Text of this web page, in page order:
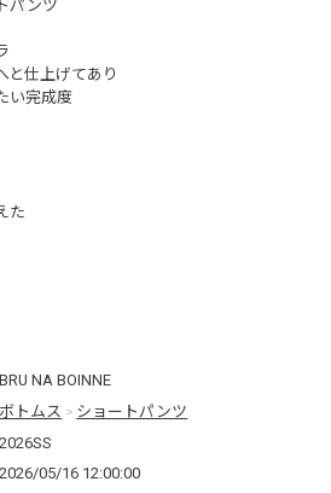
BRU NA BOINNE
ボトムス > ショートパンツ
2026SS
2026/05/16 12:00:00
パンツ
と仕上げてあり
い完成度
た